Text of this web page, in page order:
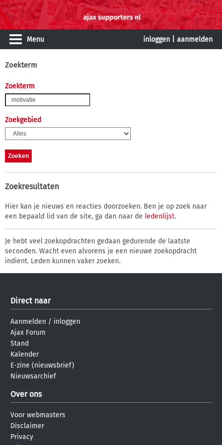
Menu inloggen aanmelden
Zoekterm
Zoekterm
Zoekgebied
Zoekresultaten
Hier kan je nieuws en reacties doorzoeken. Ben je op zoek naar
een bepaald lid van de site, ga dan naar de ledenlijst.
Je hebt veel zoekopdrachten gedaan gedurende de laatste
seconden. Wacht even alvorens je een nieuwe zoekopdracht
indient. Leden kunnen vaker zoeken.
Direct naar
Aanmelden / inloggen
Ajax Forum
Stand
Kalender
E-zine (nieuwsbrief)
Nieuwsarchief
Over ons
Voor webmasters
Disclaimer
Privacy